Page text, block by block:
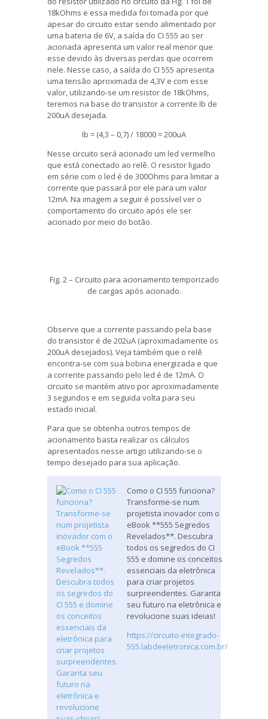
18kOhms e essa medida foi tomada por que
apesar do circuito estar sendo alimentado por
uma bateria de 6V, a saída do CI 555 ao ser
acionada apresenta um valor real menor que
esse devido às diversas perdas que ocorrem
nele. Nesse caso, a saída do CI 555 apresenta
uma tensão aproximada de 4,3V e com esse
valor, utilizando-se um resistor de 18kOhms,
teremos na base do transistor a corrente Ib de
200uA desejada.
Ib = (4,3 – 0,7) / 18000 = 200uA
Nesse circuito será acionado um led vermelho
que está conectado ao relê. O resistor ligado
em série com o led é de 300Ohms para limitar a
corrente que passará por ele para um valor
12mA. Na imagem a seguir é possível ver o
comportamento do circuito após ele ser
acionado por meio do botão.
Fig. 2 – Circuito para acionamento temporizado
de cargas após acionado.
Observe que a corrente passando pela base
do transistor é de 202uA (aproximadamente os
200uA desejados). Veja também que o relê
encontra-se com sua bobina energizada e que
a corrente passando pelo led é de 12mA. O
circuito se mantém ativo por aproximadamente
3 segundos e em seguida volta para seu
estado inicial.
Para que se obtenha outros tempos de
acionamento basta realizar os cálculos
apresentados nesse artigo utilizando-se o
tempo desejado para sua aplicação.
Como o CI 555 funciona?
Transforme-se num
projetista inovador com o
eBook **555 Segredos
Revelados**. Descubra
todos os segredos do CI
555 e domine os conceitos
essenciais da eletrônica
para criar projetos
surpreendentes. Garanta
seu futuro na eletrônica e
revolucione suas ideias!
https://circuito-integrado-
555.labdeeletronica.com.br/